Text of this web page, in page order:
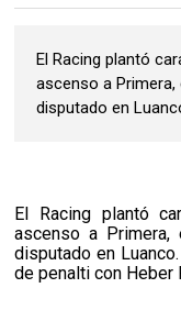
El Racing plantó
ascenso a
disputado en
El Racing plantó
ascenso a
disputado en
de penalti con Heber